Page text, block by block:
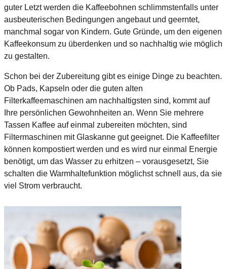
guter Letzt werden die Kaffeebohnen schlimmstenfalls unter
ausbeuterischen Bedingungen angebaut und geerntet,
manchmal sogar von Kindern. Gute Gründe, um den eigenen
Kaffeekonsum zu überdenken und so nachhaltig wie möglich
zu gestalten.
Schon bei der Zubereitung gibt es einige Dinge zu beachten.
Ob Pads, Kapseln oder die guten alten
Filterkaffeemaschinen am nachhaltigsten sind, kommt auf
Ihre persönlichen Gewohnheiten an. Wenn Sie mehrere
Tassen Kaffee auf einmal zubereiten möchten, sind
Filtermaschinen mit Glaskanne gut geeignet. Die Kaffeefilter
können kompostiert werden und es wird nur einmal Energie
benötigt, um das Wasser zu erhitzen – vorausgesetzt, Sie
schalten die Warmhaltefunktion möglichst schnell aus, da sie
viel Strom verbraucht.